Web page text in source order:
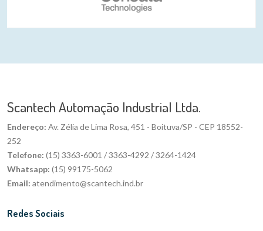
Scantech Automação Industrial Ltda.
Endereço: Av. Zélia de Lima Rosa, 451 - Boituva/SP - CEP 18552-
252
Telefone: (15) 3363-6001 / 3363-4292 / 3264-1424
Whatsapp: (15) 99175-5062
Email: atendimento@scantech.ind.br
Redes Sociais